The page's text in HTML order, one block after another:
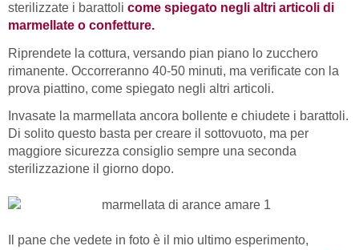
sterilizzate i barattoli come spiegato negli altri articoli di
marmellate o confetture.
Riprendete la cottura, versando pian piano lo zucchero
rimanente. Occorreranno 40-50 minuti, ma verificate con la
prova piattino, come spiegato negli altri articoli.
Invasate la marmellata ancora bollente e chiudete i barattoli.
Di solito questo basta per creare il sottovuoto, ma per
maggiore sicurezza consiglio sempre una seconda
sterilizzazione il giorno dopo.
Il pane che vedete in foto è il mio ultimo esperimento,